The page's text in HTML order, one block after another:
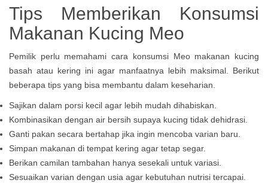
Tips Memberikan Konsumsi
Makanan Kucing Meo
Pemilik perlu memahami cara konsumsi Meo makanan kucing
basah atau kering ini agar manfaatnya lebih maksimal. Berikut
beberapa tips yang bisa membantu dalam keseharian.
Sajikan dalam porsi kecil agar lebih mudah dihabiskan.
Kombinasikan dengan air bersih supaya kucing tidak dehidrasi.
Ganti pakan secara bertahap jika ingin mencoba varian baru.
Simpan makanan di tempat kering agar tetap segar.
Berikan camilan tambahan hanya sesekali untuk variasi.
Sesuaikan varian dengan usia agar kebutuhan nutrisi tercapai.